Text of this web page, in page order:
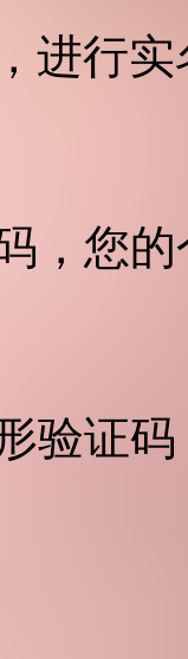
进行
，您
验证码